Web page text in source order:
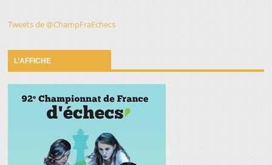
Tweets de @ChampFraEchecs
L’AFFICHE